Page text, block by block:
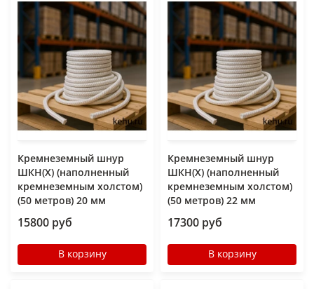
Кремнеземный шнур
ШКН(Х) (наполненный
кремнеземным холстом)
(50 метров) 20 мм
15800 руб
В корзину
Кремнеземный шнур
ШКН(Х) (наполненный
кремнеземным холстом)
(50 метров) 22 мм
17300 руб
В корзину